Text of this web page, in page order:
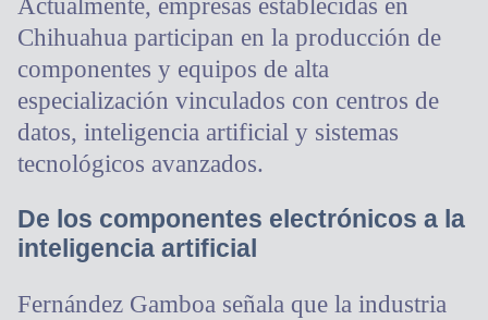
Actualmente, empresas establecidas en
Chihuahua participan en la producción de
componentes y equipos de alta
especialización vinculados con centros de
datos, inteligencia artificial y sistemas
tecnológicos avanzados.
De los componentes electrónicos a la
inteligencia artificial
Fernández Gamboa señala que la industria